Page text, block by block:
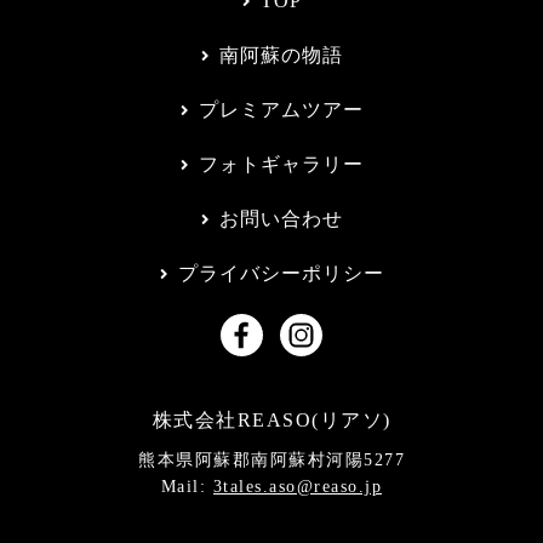
南阿蘇の物語
プレミアムツアー
フォトギャラリー
お問い合わせ
プライバシーポリシー
株式会社REASO(リアソ)
熊本県阿蘇郡南阿蘇村河陽5277
Mail: 3tales.aso@reaso.jp